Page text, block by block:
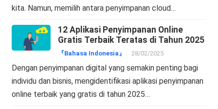
kita. Namun, memilih antara penyimpanan cloud…
12 Aplikasi Penyimpanan Online
Gratis Terbaik Teratas di Tahun 2025
『Bahasa Indonesia』 28/02/2025
Dengan penyimpanan digital yang semakin penting bagi
individu dan bisnis, mengidentifikasi aplikasi penyimpanan
online terbaik yang gratis di tahun 2025…